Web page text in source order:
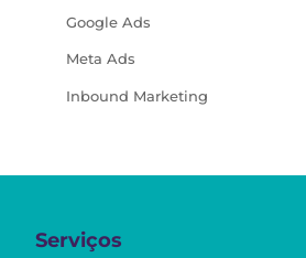
Google Ads
Meta Ads
Inbound Marketing
Serviços